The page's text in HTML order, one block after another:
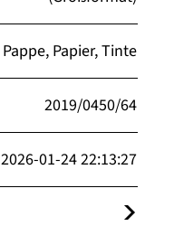
Pappe, Papier, Tinte
2019/0450/64
2026-01-24 22:13:27